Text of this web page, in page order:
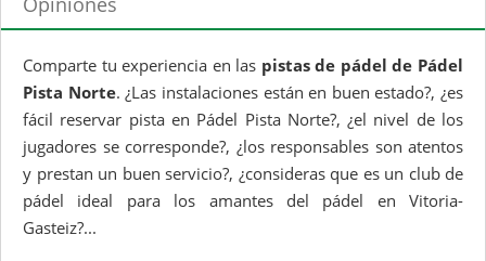
Comparte tu experiencia en las pistas de pádel de Pádel
Pista Norte. ¿Las instalaciones están en buen estado?, ¿es
fácil reservar pista en Pádel Pista Norte?, ¿el nivel de los
jugadores se corresponde?, ¿los responsables son atentos
y prestan un buen servicio?, ¿consideras que es un club de
pádel ideal para los amantes del pádel en Vitoria-
Gasteiz?...